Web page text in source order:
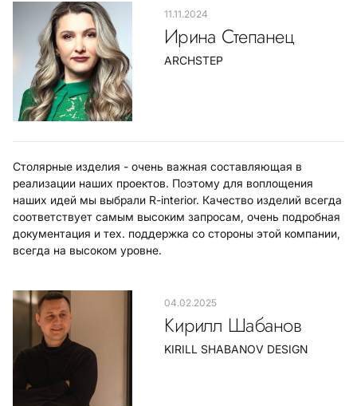
11.11.2024
Ирина Степанец
ARCHSTEP
Столярные изделия - очень важная составляющая в
реализации наших проектов. Поэтому для воплощения
наших идей мы выбрали R-interior. Качество изделий всегда
соответствует самым высоким запросам, очень подробная
документация и тех. поддержка со стороны этой компании,
всегда на высоком уровне.
04.02.2025
Кирилл Шабанов
KIRILL SHABANOV DESIGN